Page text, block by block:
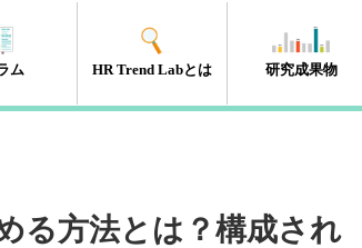
ム
ト
開発
HR Trend Labとは 研究成果物
る方法とは？構成され